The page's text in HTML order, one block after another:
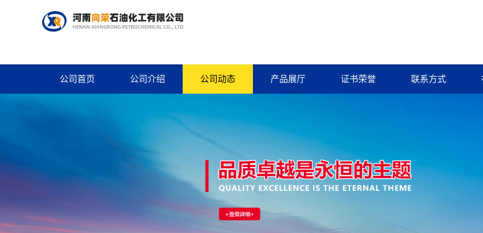
公司首页 公司介绍 公司动态 产品展厅 证书荣誉 联系方式